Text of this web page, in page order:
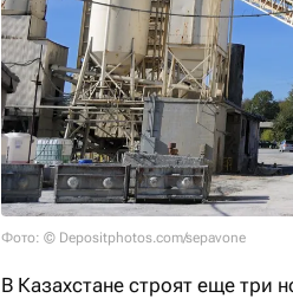
Фото: © Depositphotos.com/sepavone
В Казахстане строят еще три